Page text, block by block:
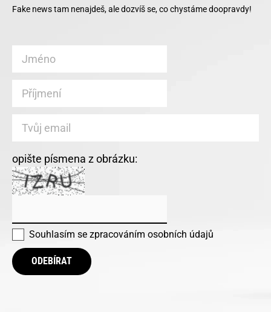
Fake news tam nenajdeš, ale dozvíš se, co chystáme doopravdy!
opište písmena z obrázku:
Souhlasím se zpracováním osobních údajů
ODEBÍRAT